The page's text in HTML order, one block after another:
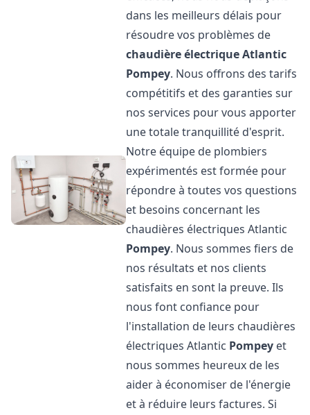
dans les meilleurs délais pour
résoudre vos problèmes de
chaudière électrique Atlantic
Pompey. Nous offrons des tarifs
compétitifs et des garanties sur
nos services pour vous apporter
une totale tranquillité d'esprit.
Notre équipe de plombiers
expérimentés est formée pour
répondre à toutes vos questions
et besoins concernant les
chaudières électriques Atlantic
Pompey. Nous sommes fiers de
nos résultats et nos clients
satisfaits en sont la preuve. Ils
nous font confiance pour
l'installation de leurs chaudières
électriques Atlantic Pompey et
nous sommes heureux de les
aider à économiser de l'énergie
et à réduire leurs factures. Si